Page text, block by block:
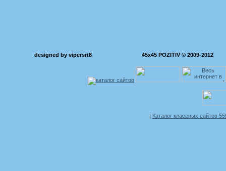
designed by vipersrt8 45x45 POZITIV © 2009-2012
Каталог классных сайтов